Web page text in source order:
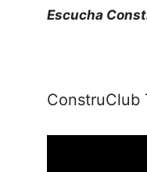
Escucha
ConstruClub